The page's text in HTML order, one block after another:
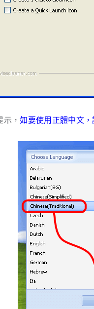
示，如要使用正體中文，